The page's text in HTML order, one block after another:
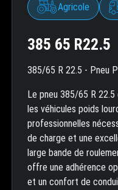
Agricole
385 65 R22.5
385/65 R 22.5 - Pneu
Le pneu 385/65 R
les véhicules poids
professionnelles
de charge et une
large bande de
offre une adhérence
et un confort de